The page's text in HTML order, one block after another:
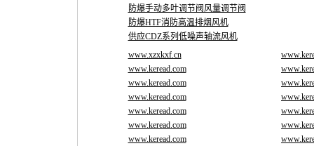
防爆手动多叶调节阀风量调节阀
防爆HTF消防高温排烟风机
供应CDZ系列低噪声轴流风机
www.xzxkxf.cn
www.keread.com
www.keread.com
www.keread.com
www.keread.com
www.keread.com
www.keread.com